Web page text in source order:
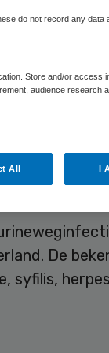
huisarts
(soa)
mensen
De
syfilis,
do not record any data
Store and/or access
audience research
All I